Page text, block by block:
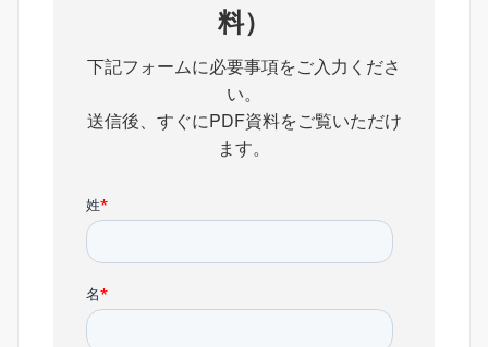
料）
下記フォームに必要事項をご入力くださ
い。
送信後、すぐにPDF資料をご覧いただけ
ます。